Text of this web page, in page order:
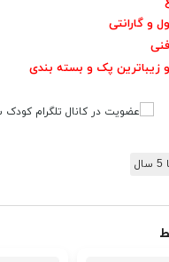
و گارانتی
زیباترین پک و بسته بندی